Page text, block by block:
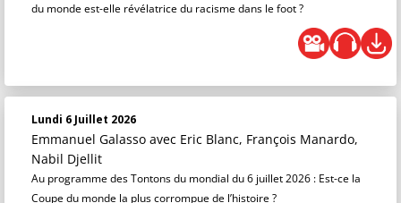
du monde est-elle révélatrice du racisme dans le foot ?
Lundi 6 Juillet 2026
Emmanuel Galasso avec Eric Blanc, François Manardo,
Nabil Djellit
Au programme des Tontons du mondial du 6 juillet 2026 : Est-ce la
Coupe du monde la plus corrompue de l’histoire ?